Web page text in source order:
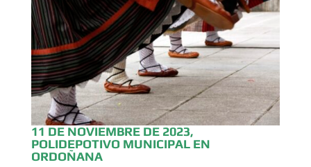
11 DE NOVIEMBRE DE 2023,
POLIDEPOTIVO MUNICIPAL EN
ORDOÑANA